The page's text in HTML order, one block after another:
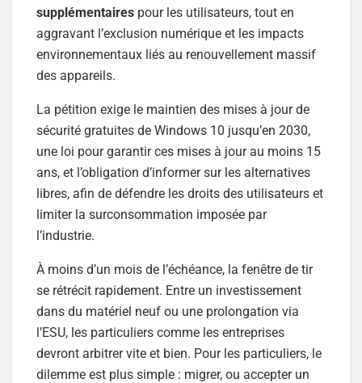
supplémentaires pour les utilisateurs, tout en
aggravant l’exclusion numérique et les impacts
environnementaux liés au renouvellement massif
des appareils.
La pétition exige le maintien des mises à jour de
sécurité gratuites de Windows 10 jusqu’en 2030,
une loi pour garantir ces mises à jour au moins 15
ans, et l’obligation d’informer sur les alternatives
libres, afin de défendre les droits des utilisateurs et
limiter la surconsommation imposée par
l’industrie.
À moins d’un mois de l’échéance, la fenêtre de tir
se rétrécit rapidement. Entre un investissement
dans du matériel neuf ou une prolongation via
l’ESU, les particuliers comme les entreprises
devront arbitrer vite et bien. Pour les particuliers, le
dilemme est plus simple : migrer, ou accepter un